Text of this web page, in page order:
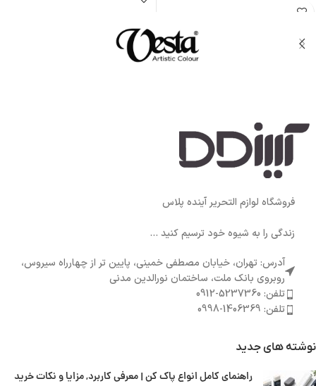
فروشگاه لوازم التحریر آینده پلاس
زندگی را به شیوه خود ترسیم کنید ...
آدرس: تهران، خیابان مصطفی خمینی، پایین تر از چهارراه سیروس،
روبروی بانک ملت، ساختمان نورالدین مدنی
تلفن: 5237360-0912
تلفن: 1406369-0998
نوشته های جدید
راهنمای کامل انواع پاک کن | معرفی کاربرد, مزایا و نکات خرید